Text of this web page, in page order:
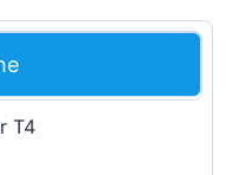
T4